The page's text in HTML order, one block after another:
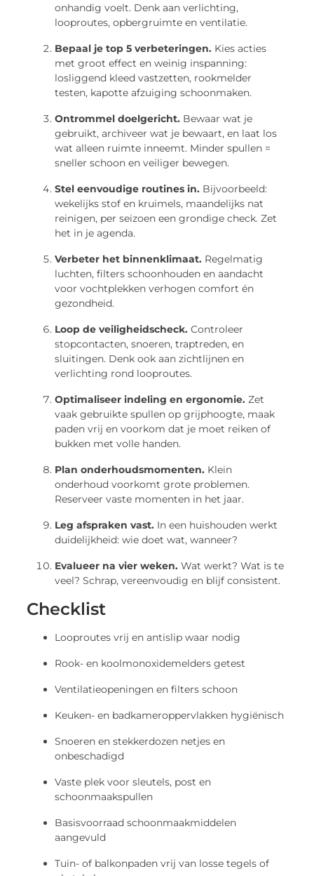
onhandig voelt. Denk aan verlichting,
looproutes, opbergruimte en ventilatie.
Bepaal je top 5 verbeteringen. Kies acties
met groot effect en weinig inspanning:
losliggend kleed vastzetten, rookmelder
testen, kapotte afzuiging schoonmaken.
Ontrommel doelgericht. Bewaar wat je
gebruikt, archiveer wat je bewaart, en laat los
wat alleen ruimte inneemt. Minder spullen =
sneller schoon en veiliger bewegen.
Stel eenvoudige routines in. Bijvoorbeeld:
wekelijks stof en kruimels, maandelijks nat
reinigen, per seizoen een grondige check. Zet
het in je agenda.
Verbeter het binnenklimaat. Regelmatig
luchten, filters schoonhouden en aandacht
voor vochtplekken verhogen comfort én
gezondheid.
Loop de veiligheidscheck. Controleer
stopcontacten, snoeren, traptreden, en
sluitingen. Denk ook aan zichtlijnen en
verlichting rond looproutes.
Optimaliseer indeling en ergonomie. Zet
vaak gebruikte spullen op grijphoogte, maak
paden vrij en voorkom dat je moet reiken of
bukken met volle handen.
Plan onderhoudsmomenten. Klein
onderhoud voorkomt grote problemen.
Reserveer vaste momenten in het jaar.
Leg afspraken vast. In een huishouden werkt
duidelijkheid: wie doet wat, wanneer?
Evalueer na vier weken. Wat werkt? Wat is te
veel? Schrap, vereenvoudig en blijf consistent.
Checklist
Looproutes vrij en antislip waar nodig
Rook- en koolmonoxidemelders getest
Ventilatieopeningen en filters schoon
Keuken- en badkameroppervlakken hygiënisch
Snoeren en stekkerdozen netjes en
onbeschadigd
Vaste plek voor sleutels, post en
schoonmaakspullen
Basisvoorraad schoonmaakmiddelen
aangevuld
Tuin- of balkonpaden vrij van losse tegels of